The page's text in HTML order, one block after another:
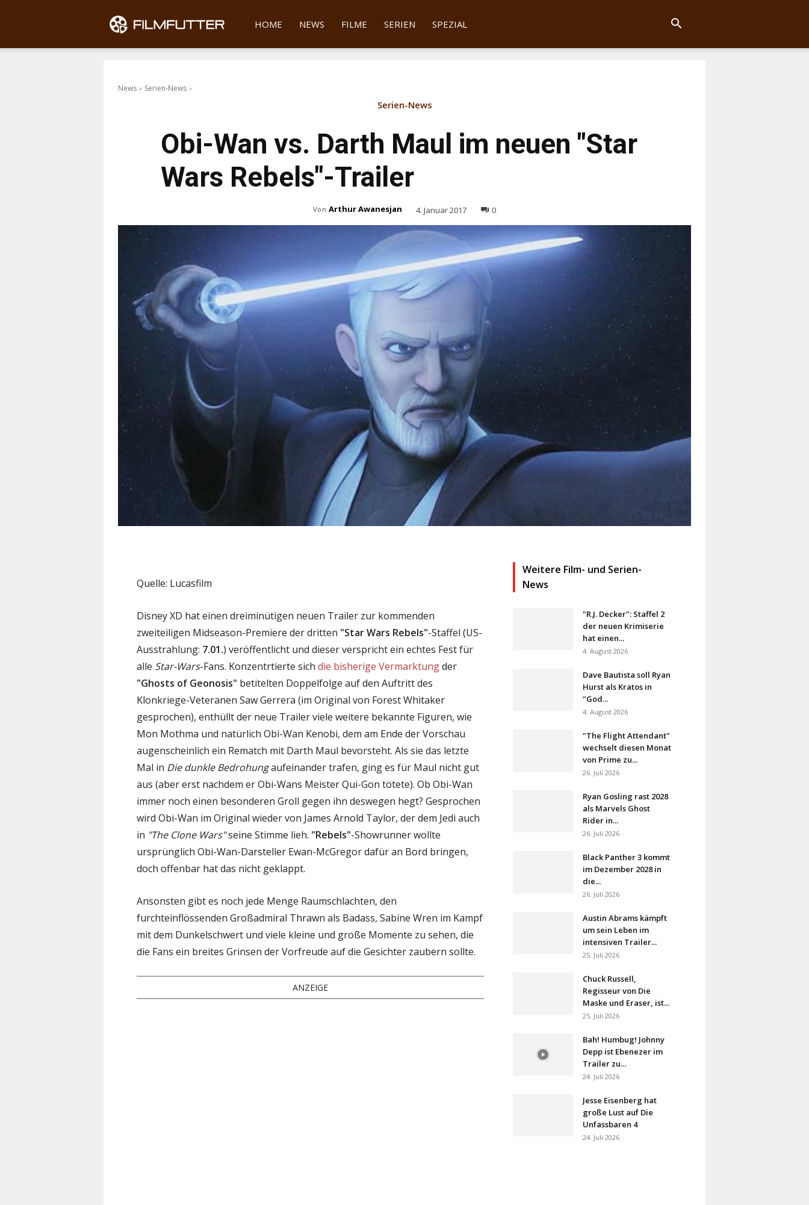
Filmfutter
HOME NEWS FILME SERIEN SPEZIAL
News Serien-News
Serien-News
Obi-Wan vs. Darth Maul im neuen "Star
Wars Rebels"-Trailer
Von Arthur Awanesjan 4. Januar 2017 0
Quelle: Lucasfilm
Disney XD hat einen dreiminütigen neuen Trailer zur kommenden
zweiteiligen Midseason-Premiere der dritten "Star Wars Rebels"-Staffel (US-
Ausstrahlung: 7.01.) veröffentlicht und dieser verspricht ein echtes Fest für
alle Star-Wars-Fans. Konzentrtierte sich die bisherige Vermarktungder
"Ghosts of Geonosis" betitelten Doppelfolge auf den Auftritt des
Klonkriege-Veteranen Saw Gerrera (im Original von Forest Whitaker
gesprochen), enthüllt der neue Trailer viele weitere bekannte Figuren, wie
Mon Mothma und natürlich Obi-Wan Kenobi, dem am Ende der Vorschau
augenscheinlich ein Rematch mit Darth Maul bevorsteht. Als sie das letzte
Mal in Die dunkle Bedrohungaufeinander trafen, ging es für Maul nicht gut
aus (aber erst nachdem er Obi-Wans Meister Qui-Gon tötete). Ob Obi-Wan
immer noch einen besonderen Groll gegen ihn deswegen hegt? Gesprochen
wird Obi-Wan im Original wieder von James Arnold Taylor, der dem Jedi auch
in "The Clone Wars"seine Stimme lieh. "Rebels"-Showrunner wollte
ursprünglich Obi-Wan-Darsteller Ewan-McGregor dafür an Bord bringen,
doch offenbar hat das nicht geklappt.
Ansonsten gibt es noch jede Menge Raumschlachten, den
furchteinflössenden Großadmiral Thrawn als Badass, Sabine Wren im Kampf
mit dem Dunkelschwert und viele kleine und große Momente zu sehen, die
die Fans ein breites Grinsen der Vorfreude auf die Gesichter zaubern sollte.
ANZEIGE
Weitere Film- und Serien-
News
"R.J. Decker": Staffel 2
der neuen Krimiserie
hat einen...
4. August 2026
Dave Bautista soll Ryan
Hurst als Kratos in
"God...
4. August 2026
"The Flight Attendant"
wechselt diesen Monat
von Prime zu...
26. Juli 2026
Ryan Gosling rast 2028
als Marvels Ghost
Rider in...
26. Juli 2026
Black Panther 3 kommt
im Dezember 2028 in
die...
26. Juli 2026
Austin Abrams kämpft
um sein Leben im
intensiven Trailer...
25. Juli 2026
Chuck Russell,
Regisseur von Die
Maske und Eraser, ist...
25. Juli 2026
Bah! Humbug! Johnny
Depp ist Ebenezer im
Trailer zu...
24. Juli 2026
Jesse Eisenberg hat
große Lust auf Die
Unfassbaren 4
24. Juli 2026